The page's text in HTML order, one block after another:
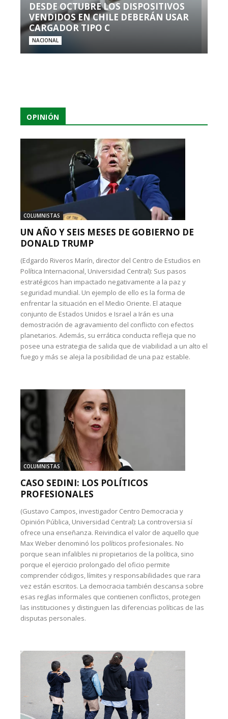
DESDE OCTUBRE LOS DISPOSITIVOS
VENDIDOS EN CHILE DEBERÁN USAR
CARGADOR TIPO C
NACIONAL
OPINIÓN
COLUMNISTAS
UN AÑO Y SEIS MESES DE GOBIERNO DE
DONALD TRUMP
(Edgardo Riveros Marín, director del Centro de Estudios en
Política Internacional, Universidad Central): Sus pasos
estratégicos han impactado negativamente a la paz y
seguridad mundial. Un ejemplo de ello es la forma de
enfrentar la situación en el Medio Oriente. El ataque
conjunto de Estados Unidos e Israel a Irán es una
demostración de agravamiento del conflicto con efectos
planetarios. Además, su errática conducta refleja que no
posee una estrategia de salida que de viabilidad a un alto el
fuego y más se aleja la posibilidad de una paz estable.
COLUMNISTAS
CASO SEDINI: LOS POLÍTICOS
PROFESIONALES
(Gustavo Campos, investigador Centro Democracia y
Opinión Pública, Universidad Central): La controversia sí
ofrece una enseñanza. Reivindica el valor de aquello que
Max Weber denominó los políticos profesionales. No
porque sean infalibles ni propietarios de la política, sino
porque el ejercicio prolongado del oficio permite
comprender códigos, límites y responsabilidades que rara
vez están escritos. La democracia también descansa sobre
esas reglas informales que contienen conflictos, protegen
las instituciones y distinguen las diferencias políticas de las
disputas personales.